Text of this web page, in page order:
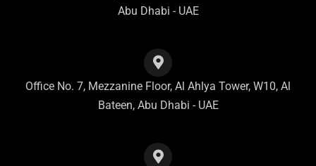
Abu Dhabi - UAE
Office No. 7, Mezzanine Floor, Al Ahlya Tower, W10, Al
Bateen, Abu Dhabi - UAE